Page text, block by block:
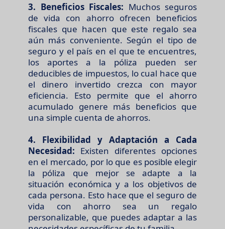
3. Beneficios Fiscales: Muchos seguros
de vida con ahorro ofrecen beneficios
fiscales que hacen que este regalo sea
aún más conveniente. Según el tipo de
seguro y el país en el que te encuentres,
los aportes a la póliza pueden ser
deducibles de impuestos, lo cual hace que
el dinero invertido crezca con mayor
eficiencia. Esto permite que el ahorro
acumulado genere más beneficios que
una simple cuenta de ahorros.
4. Flexibilidad y Adaptación a Cada
Necesidad: Existen diferentes opciones
en el mercado, por lo que es posible elegir
la póliza que mejor se adapte a la
situación económica y a los objetivos de
cada persona. Esto hace que el seguro de
vida con ahorro sea un regalo
personalizable, que puedes adaptar a las